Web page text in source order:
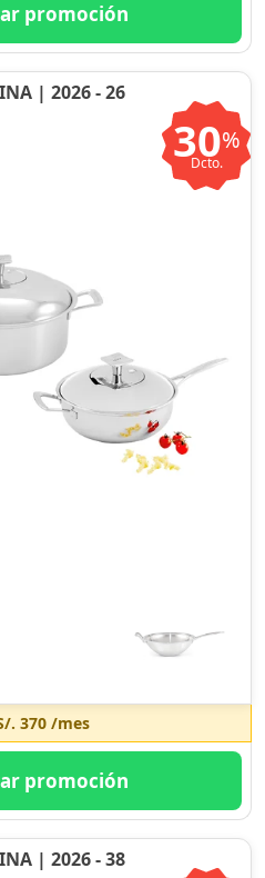
promoción
| 2026 - 26
30%
Dcto.
. 370/mes
promoción
| 2026 - 38